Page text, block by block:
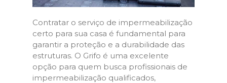
Contratar o serviço de impermeabilização
certo para sua casa é fundamental para
garantir a proteção e a durabilidade das
estruturas. O Grifo é uma excelente
opção para quem busca profissionais de
impermeabilização qualificados,